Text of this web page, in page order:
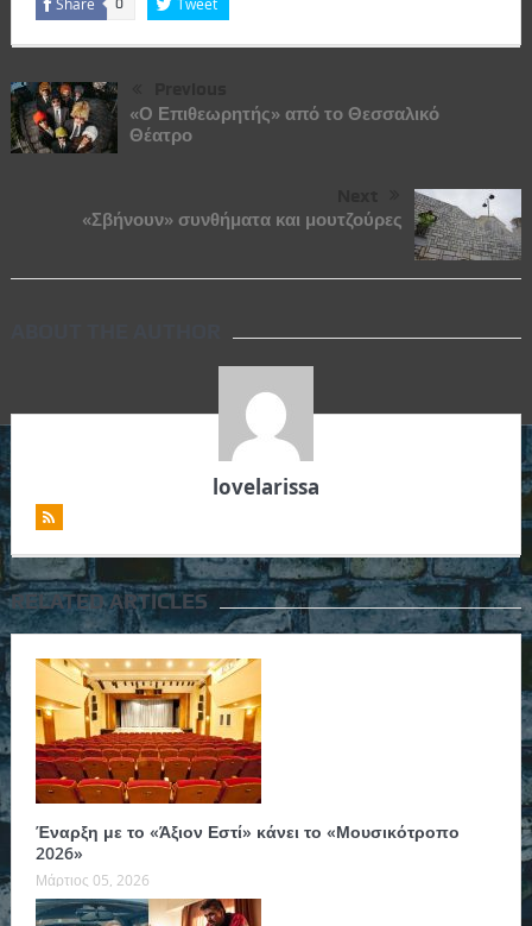
0
«Ο Επιθεωρητής» από το Θεσσαλικό
Θέατρο
«Σβήνουν» συνθήματα και μουτζούρες
lovelarissa
RELATED ARTICLES
Έναρξη με το «Άξιον Εστί» κάνει το «Μουσικότροπο
2026»
Μάρτιος 05, 2026